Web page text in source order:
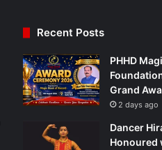
Recent Posts
PHHD
Grand
2 days ago
Dancer
Honoured